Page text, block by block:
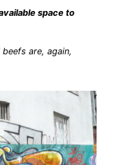
space to
are, again,